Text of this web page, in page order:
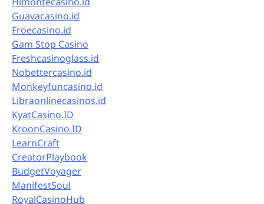
Guavacasino.id
Froecasino.id
Gam Stop Casino
Freshcasinoglass.id
Nobettercasino.id
Monkeyfuncasino.id
Libraonlinecasinos.id
KyatCasino.ID
KroonCasino.ID
LearnCraft
CreatorPlaybook
BudgetVoyager
ManifestSoul
RoyalCasinoHub